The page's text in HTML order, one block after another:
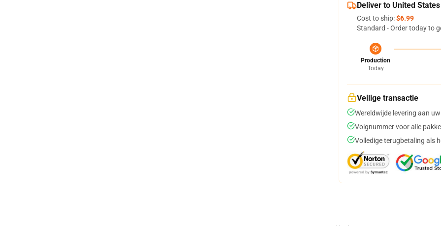
Deliver to United States
Cost to ship:$6.99
Standard - Order today to
Production
Today
Veilige transactie
Wereldwijde levering aan
Volgnummer voor alle
Volledige terugbetaling als